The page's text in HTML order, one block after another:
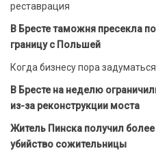
реставрация
В Бресте таможня пресекла
границу с Польшей
Когда бизнесу пора
В Бресте на неделю
из-за реконструкции моста
Житель Пинска получил
убийство сожительницы